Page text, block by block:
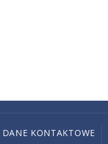
DANE KONTAKTOWE